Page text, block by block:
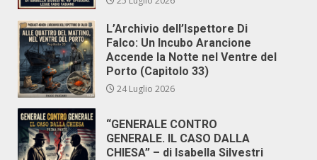
L’Archivio dell’Ispettore Di
Falco: Un Incubo Arancione
Accende la Notte nel Ventre del
Porto (Capitolo 33)
24 Luglio 2026
“GENERALE CONTRO
GENERALE. IL CASO DALLA
CHIESA” – di Isabella Silvestri